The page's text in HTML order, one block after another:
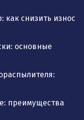
как снизить износ
основные
преимущества